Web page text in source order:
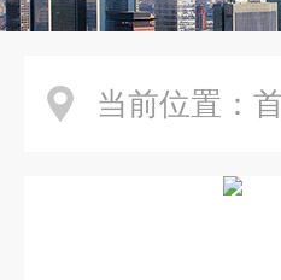
当前位置：